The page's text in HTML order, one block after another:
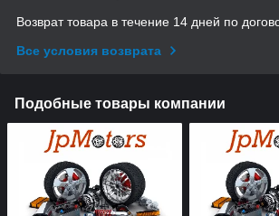
Возврат товара в течение 14 дней по
Все условия возврата
Подобные товары компании